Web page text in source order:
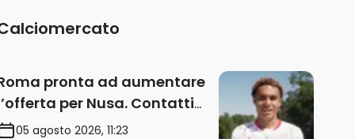
pronta ad aumentare
per Nusa. Contatti
per Fofana
05 agosto 2026, 11:23